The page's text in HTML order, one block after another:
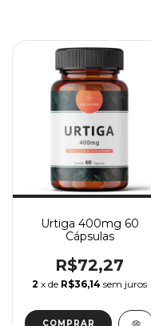
Urtiga 400mg 60
Cápsulas
R$72,27
2 x de R$36,14 sem juros